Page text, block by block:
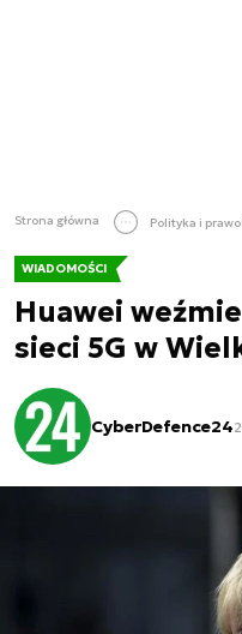
Strona główna Polityka i prawo
WIADOMOŚCI
Huawei
sieci 5G w
CyberDefence24